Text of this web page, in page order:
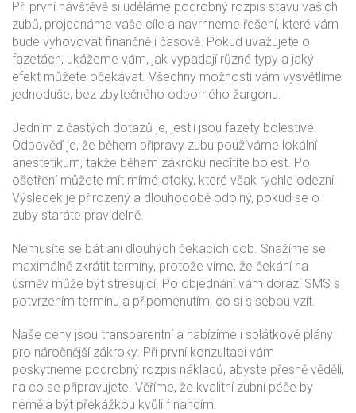
Při první návštěvě si uděláme podrobný rozpis stavu vašich
zubů, projednáme vaše cíle a navrhneme řešení, které vám
bude vyhovovat finančně i časově. Pokud uvažujete o
fazetách, ukážeme vám, jak vypadají různé typy a jaký
efekt můžete očekávat. Všechny možnosti vám vysvětlíme
jednoduše, bez zbytečného odborného žargonu.
Jedním z častých dotazů je, jestli jsou fazety bolestivé.
Odpověď je, že během přípravy zubu používáme lokální
anestetikum, takže během zákroku necítíte bolest. Po
ošetření můžete mít mírné otoky, které však rychle odezní.
Výsledek je přirozený a dlouhodobě odolný, pokud se o
zuby staráte pravidelně.
Nemusíte se bát ani dlouhých čekacích dob. Snažíme se
maximálně zkrátit termíny, protože víme, že čekání na
úsměv může být stresující. Po objednání vám dorazí SMS s
potvrzením termínu a připomenutím, co si s sebou vzít.
Naše ceny jsou transparentní a nabízíme i splátkové plány
pro náročnější zákroky. Při první konzultaci vám
poskytneme podrobný rozpis nákladů, abyste přesně věděli,
na co se připravujete. Věříme, že kvalitní zubní péče by
neměla být překážkou kvůli financím.